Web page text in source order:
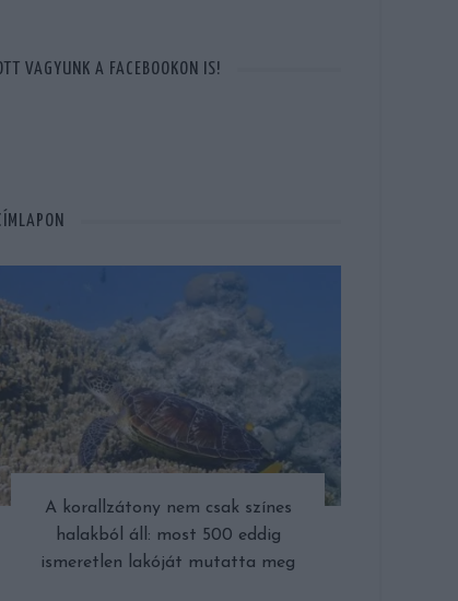
VAGYUNK A FACEBOOKON IS!
A korallzátony nem csak színes
halakból áll: most 500 eddig
ismeretlen lakóját mutatta meg